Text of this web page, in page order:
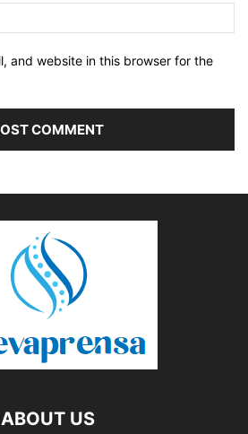
and website in this browser for the
ABOUT US